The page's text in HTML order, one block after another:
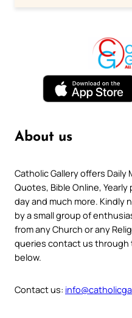
About us
Catholic Gallery offers Daily
Quotes, Bible Online,
day and much more. Kindly
by a small group of
from any Church or any
queries contact us through
below.
Contact us: